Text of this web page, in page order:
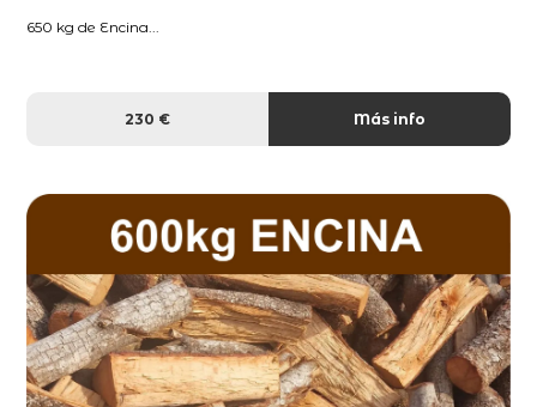
650 kg de Encina...
230 € Más info